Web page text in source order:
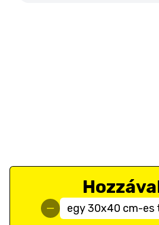
egy 30x40 cm-es